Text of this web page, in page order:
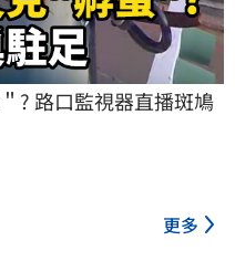
? 路口監視器直播斑鳩
更多